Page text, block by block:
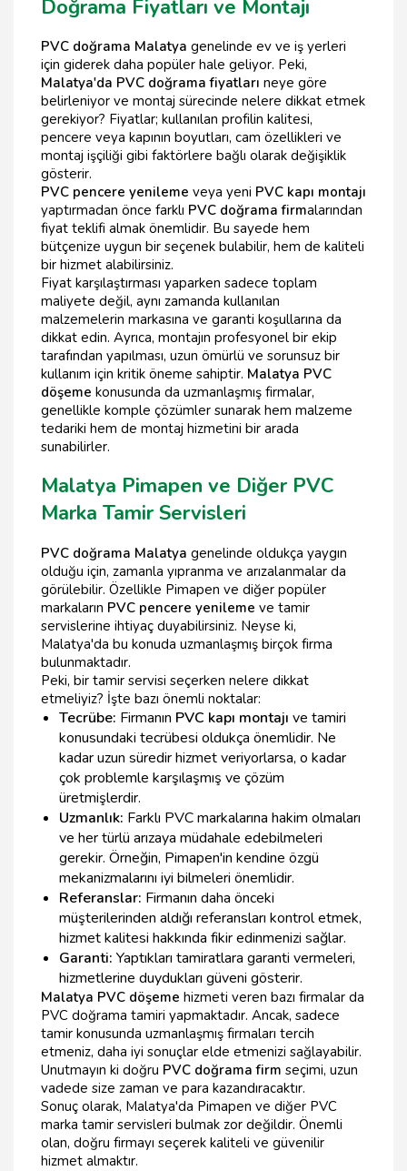
Doğrama Fiyatları ve Montajı
PVC doğrama Malatya genelinde ev ve iş yerleri
için giderek daha popüler hale geliyor. Peki,
Malatya'da PVC doğrama fiyatları neye göre
belirleniyor ve montaj sürecinde nelere dikkat etmek
gerekiyor? Fiyatlar; kullanılan profilin kalitesi,
pencere veya kapının boyutları, cam özellikleri ve
montaj işçiliği gibi faktörlere bağlı olarak değişiklik
gösterir.
PVC pencere yenileme veya yeni PVC kapı montajı
yaptırmadan önce farklı PVC doğrama firmalarından
fiyat teklifi almak önemlidir. Bu sayede hem
bütçenize uygun bir seçenek bulabilir, hem de kaliteli
bir hizmet alabilirsiniz.
Fiyat karşılaştırması yaparken sadece toplam
maliyete değil, aynı zamanda kullanılan
malzemelerin markasına ve garanti koşullarına da
dikkat edin. Ayrıca, montajın profesyonel bir ekip
tarafından yapılması, uzun ömürlü ve sorunsuz bir
kullanım için kritik öneme sahiptir. Malatya PVC
döşeme konusunda da uzmanlaşmış firmalar,
genellikle komple çözümler sunarak hem malzeme
tedariki hem de montaj hizmetini bir arada
sunabilirler.
Malatya Pimapen ve Diğer PVC
Marka Tamir Servisleri
PVC doğrama Malatya genelinde oldukça yaygın
olduğu için, zamanla yıpranma ve arızalanmalar da
görülebilir. Özellikle Pimapen ve diğer popüler
markaların PVC pencere yenileme ve tamir
servislerine ihtiyaç duyabilirsiniz. Neyse ki,
Malatya'da bu konuda uzmanlaşmış birçok firma
bulunmaktadır.
Peki, bir tamir servisi seçerken nelere dikkat
etmeliyiz? İşte bazı önemli noktalar:
Tecrübe: Firmanın PVC kapı montajı ve tamiri
konusundaki tecrübesi oldukça önemlidir. Ne
kadar uzun süredir hizmet veriyorlarsa, o kadar
çok problemle karşılaşmış ve çözüm
üretmişlerdir.
Uzmanlık: Farklı PVC markalarına hakim olmaları
ve her türlü arızaya müdahale edebilmeleri
gerekir. Örneğin, Pimapen'in kendine özgü
mekanizmalarını iyi bilmeleri önemlidir.
Referanslar: Firmanın daha önceki
müşterilerinden aldığı referansları kontrol etmek,
hizmet kalitesi hakkında fikir edinmenizi sağlar.
Garanti: Yaptıkları tamiratlara garanti vermeleri,
hizmetlerine duydukları güveni gösterir.
Malatya PVC döşeme hizmeti veren bazı firmalar da
PVC doğrama tamiri yapmaktadır. Ancak, sadece
tamir konusunda uzmanlaşmış firmaları tercih
etmeniz, daha iyi sonuçlar elde etmenizi sağlayabilir.
Unutmayın ki doğru PVC doğrama firm seçimi, uzun
vadede size zaman ve para kazandıracaktır.
Sonuç olarak, Malatya'da Pimapen ve diğer PVC
marka tamir servisleri bulmak zor değildir. Önemli
olan, doğru firmayı seçerek kaliteli ve güvenilir
hizmet almaktır.